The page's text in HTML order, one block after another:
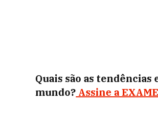
Quais são as
mundo? Assine a EXAME